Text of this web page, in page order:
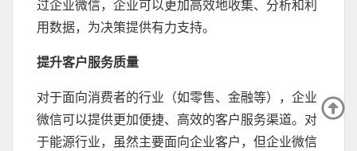
过企业微信，企业可以更加高效地收集、分析和利
用数据，为决策提供有力支持。
提升客户服务质量
对于面向消费者的行业（如零售、金融等），企业
微信可以提供更加便捷、高效的客户服务渠道。对
于能源行业，虽然主要面向企业客户，但企业微信